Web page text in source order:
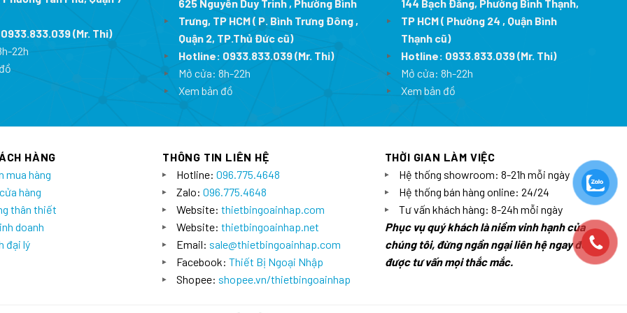
0933.833.039(Mr. Thi)
22h
625 Nguyễn Duy Trinh , Phường Bình
Trưng, TP HCM ( P. Bình Trưng Đông ,
Quận 2, TP.Thủ Đức cũ)
Hotline: 0933.833.039(Mr. Thi)
Mở cửa: 8h-22h
Xem bản đồ
144 Bạch Đằng, Phường Bình Thạnh,
TP HCM ( Phường 24 , Quận Bình
Thạnh cũ)
Hotline: 0933.833.039(Mr. Thi)
Mở cửa: 8h-22h
Xem bản đồ
HÀNG
mua hàng
hàng
thân thiết
doanh
đại lý
THÔNG TIN LIÊN HỆ
Hotline: 096.775.4648
Zalo: 096.775.4648
Website: thietbingoainhap.com
Website: thietbingoainhap.net
Email: sale@thietbingoainhap.com
Facebook: Thiết Bị Ngoại Nhập
Shopee: shopee.vn/thietbingoainhap
THỜI GIAN LÀM VIỆC
Hệ thống showroom: 8-21h mỗi ngày
Hệ thống bán hàng online: 24/24
Tư vấn khách hàng: 8-24h mỗi ngày
Phục vụ quý khách là niềm vinh hạnh của
chúng tôi, đừng ngần ngại liên hệ ngay để
được tư vấn mọi thắc mắc.